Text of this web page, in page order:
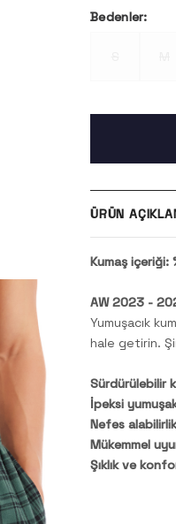
Bedenler:
ÜRÜN
Kumaş içeriği:
AW 2023 -
Yumuşacık
hale getirin.
Sürdürülebilir
İpeksi
Nefes
Mükemmel
Şıklık ve